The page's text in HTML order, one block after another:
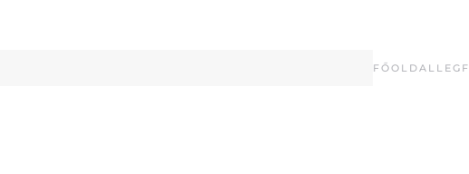
FŐOLDAL